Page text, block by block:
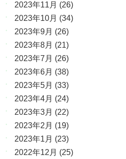
2023年11月 (26)
2023年10月 (34)
2023年9月 (26)
2023年8月 (21)
2023年7月 (26)
2023年6月 (38)
2023年5月 (33)
2023年4月 (24)
2023年3月 (22)
2023年2月 (19)
2023年1月 (23)
2022年12月 (25)